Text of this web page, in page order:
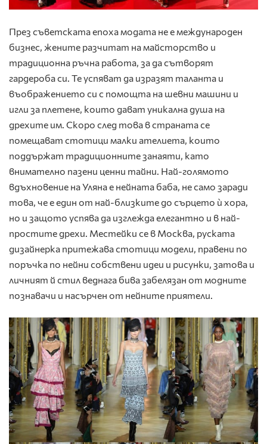
През съветската епоха модата не е международен
бизнес, жените разчитат на майсторство и
традиционна ръчна работа, за да сътворят
гардероба си. Те успяват да изразят таланта и
въображението си с помощта на шевни машини и
игли за плетене, които дават уникална душа на
дрехите им. Скоро след това в страната се
помещават стотици малки ателиета, които
поддържат традиционните занаяти, като
внимателно пазени ценни тайни. Най-голямото
вдъхновение на Уляна е нейната баба, не само заради
това, че е един от най-близките до сърцето ѝ хора,
но и защото успява да изглежда елегантно и в най-
простите дрехи. Местейки се в Москва, руската
дизайнерка притежава стотици модели, правени по
поръчка по нейни собствени идеи и рисунки, затова и
личният й стил веднага бива забелязан от модните
познавачи и насърчен от нейните приятели.